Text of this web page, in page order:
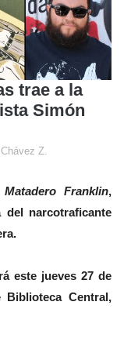
trae a la
Simón
Z.
Matadero Franklin,
narcotraficante
este jueves 27 de
Central,